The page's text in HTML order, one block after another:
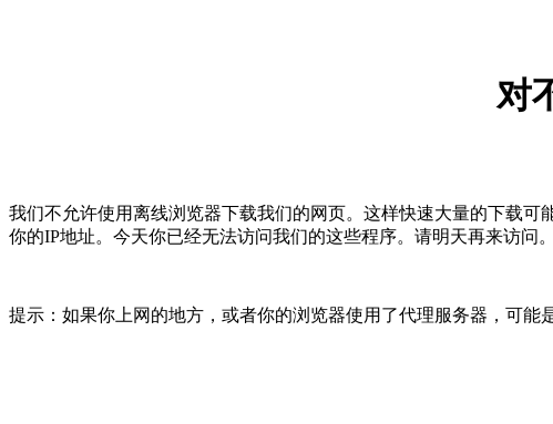
对
我们不允许使用离线浏览器下载我们的网页。这样快速大量的下载
你的IP地址。今天你已经无法访问我们的这些程序。请明天再来访问。
提示：如果你上网的地方，或者你的浏览器使用了代理服务器，可